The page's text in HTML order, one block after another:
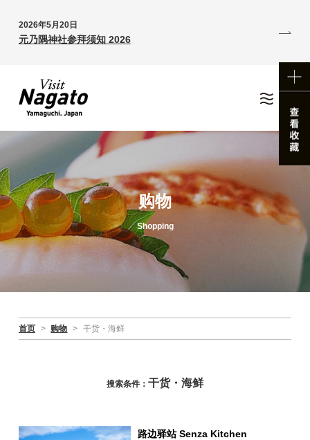
2026年5月20日
元乃隅神社参拜须知 2026
首页 > 购物 > 干货・海鲜
购物
Shopping
搜索条件： 干货・海鲜
路边驿站 Senza Kitchen